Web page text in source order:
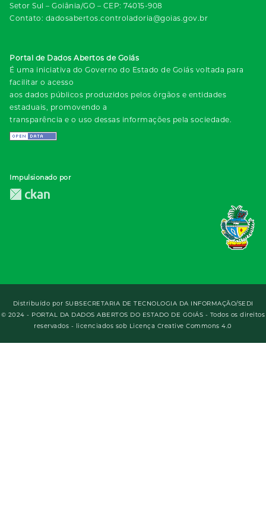
Setor Sul – Goiânia/GO – CEP: 74015-908
Contato: dadosabertos.controladoria@goias.gov.br
Portal de Dados Abertos de Goiás
É uma iniciativa do Governo do Estado de Goiás voltada para
facilitar o acesso
aos dados públicos produzidos pelos órgãos e entidades
estaduais, promovendo a
transparência e o uso dessas informações pela sociedade.
Impulsionado por
Distribuído por SUBSECRETARIA DE TECNOLOGIA DA INFORMAÇÃO/SEDI
© 2024 - PORTAL DA DADOS ABERTOS DO ESTADO DE GOIÁS - Todos os direitos
reservados - licenciados sob Licença Creative Commons 4.0